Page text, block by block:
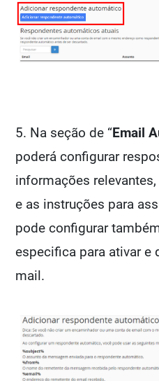
5. Na seção de “Email
poderá configurar
informações
e as instruções para
pode configurar
especifica para ativar e
mail.